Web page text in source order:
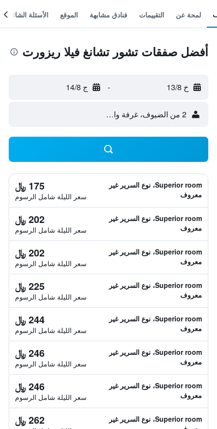
لمحة عن التقييمات فنادق مشابهة الموقع الأسئلة الشائعة
أفضل صفقات تشور تشانغ فيلا ريزورت
خ 13/8 - ج 14/8
2 من الضيوف، غرفة واحدة
Superior room، نوع السرير غير
معروف
175 ﷼
سعر الليلة شامل الرسوم
Superior room، نوع السرير غير
معروف
202 ﷼
سعر الليلة شامل الرسوم
Superior room، نوع السرير غير
معروف
202 ﷼
سعر الليلة شامل الرسوم
Superior room، نوع السرير غير
معروف
225 ﷼
سعر الليلة شامل الرسوم
Superior room، نوع السرير غير
معروف
244 ﷼
سعر الليلة شامل الرسوم
Superior room، نوع السرير غير
معروف
246 ﷼
سعر الليلة شامل الرسوم
Superior room، نوع السرير غير
معروف
246 ﷼
سعر الليلة شامل الرسوم
Superior room، نوع السرير غير
262 ﷼